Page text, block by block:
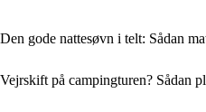
Den gode nattesøvn i telt: Sådan
Vejrskift på campingturen? Sådan